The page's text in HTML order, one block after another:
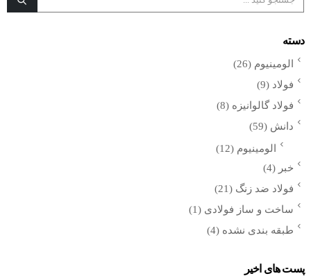
دسته
الومینیوم (26)
فولاد (9)
فولاد گالوانیزه (8)
دانش (59)
الومینیوم (12)
خبر (4)
فولاد ضد زنگ (21)
ساخت و ساز فولادی (1)
طبقه بندی نشده (4)
پست های اخیر